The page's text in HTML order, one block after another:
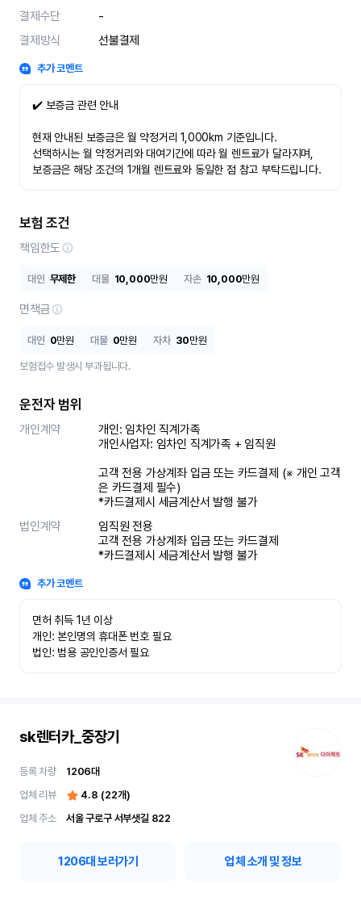
결제수단
-
결제방식
선불결제
추가 코멘트
✔️ 보증금 관련 안내
현재 안내된 보증금은 월 약정거리 1,000km 기준입니다.
선택하시는 월 약정거리와 대여기간에 따라 월 렌트료가 달라지며,
보증금은 해당 조건의 1개월 렌트료와 동일한 점 참고 부탁드립니다.
보험 조건
책임한도
대인 무제한 대물 10,000만원 자손 10,000만원
면책금
대인 0만원 대물 0만원 자차 30만원
보험접수 발생시 부과됩니다.
운전자 범위
개인계약
개인: 임차인 직계가족
개인사업자: 임차인 직계가족 + 임직원
고객 전용 가상계좌 입금 또는 카드결제 (※ 개인 고객
은 카드결제 필수)
*카드결제시 세금계산서 발행 불가
법인계약
임직원 전용
고객 전용 가상계좌 입금 또는 카드결제
*카드결제시 세금계산서 발행 불가
추가 코멘트
면허 취득 1년 이상
개인: 본인명의 휴대폰 번호 필요
법인: 범용 공인인증서 필요
sk렌터카_중장기
등록 차량 1206대
업체 리뷰
4.8 (22개)
업체 주소
서울 구로구 서부샛길 822
1206대 보러가기 업체 소개 및 정보